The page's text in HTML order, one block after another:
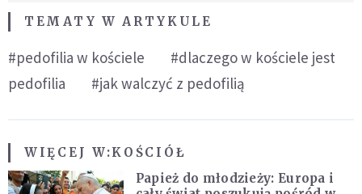
TEMATY W ARTYKULE
#pedofilia w kościele
#dlaczego w kościele jest
pedofilia
#jak walczyć z pedofilią
WIĘCEJ W:KOŚCIÓŁ
Papież do młodzieży: Europa i